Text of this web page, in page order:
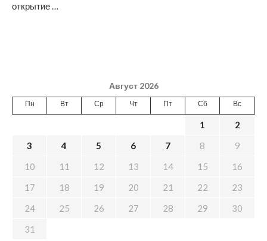
открытие …
Август 2026
Пн Вт Ср Чт Пт Сб Вс
1
2
3
4 5 6 7 8
9
10
11 12 13 14 15
16
17
18 19 20 21 22
23
24
25 26 27 28 29
30
31